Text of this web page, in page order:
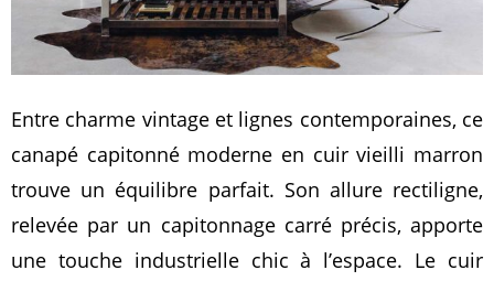
Entre charme vintage et lignes contemporaines, ce
canapé capitonné moderne en cuir vieilli marron
trouve un équilibre parfait. Son allure rectiligne,
relevée par un capitonnage carré précis, apporte
une touche industrielle chic à l’espace. Le cuir